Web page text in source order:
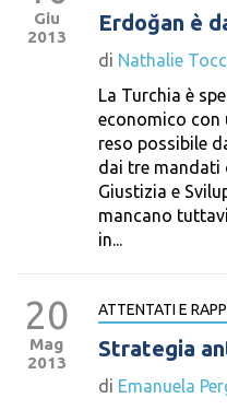
Giu
2013
Erdoğan è
di Nathalie
La Turchia è
economico con
reso possibile
dai tre mandati
Giustizia e
mancano
in...
20
Mag
2013
ATTENTATI E
Strategia
di Emanuela